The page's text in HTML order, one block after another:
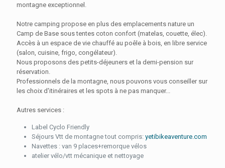
montagne exceptionnel.
Notre camping propose en plus des emplacements nature un
Camp de Base sous tentes coton confort (matelas, couette, élec).
Accès à un espace de vie chauffé au poêle à bois, en libre service
(salon, cuisine, frigo, congélateur).
Nous proposons des petits-déjeuners et la demi-pension sur
réservation.
Professionnels de la montagne, nous pouvons vous conseiller sur
les choix d'itinéraires et les spots à ne pas manquer...
Autres services :
Label Cyclo Friendly
Séjours Vtt de montagne tout compris: yetibikeaventure.com
Navettes : van 9 places+remorque vélos
atelier vélo/vtt mécanique et nettoyage